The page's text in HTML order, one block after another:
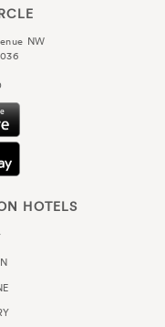
NW
HOTELS